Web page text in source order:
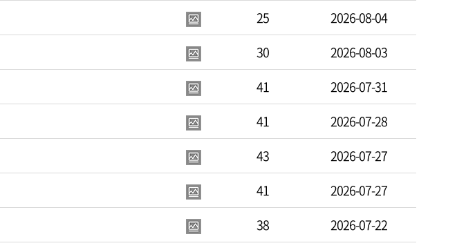
25
2026-08-04
30
2026-08-03
41
2026-07-31
41
2026-07-28
43
2026-07-27
41
2026-07-27
38
2026-07-22